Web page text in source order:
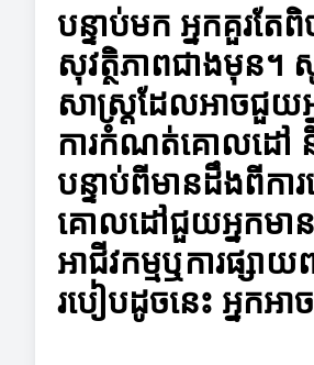
បន្ទាប់មក អ្នកគួរត
សុវត្ថិភាពជាងមុន។
សាស្ត្រដែលអាចជួយអ្
ការកំណត់គោលដៅ និ
បន្ទាប់ពីមានដឹងពីក
គោលដៅជួយអ្នកមា
អាជីវកម្មឬការផ្សា
របៀបដូចនេះ អ្នកអា